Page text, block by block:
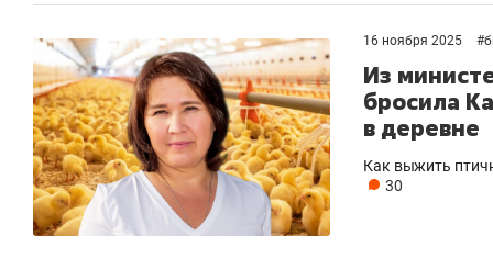
16 ноября 2025 #
Из
бросила
в деревне
Как выжить
30